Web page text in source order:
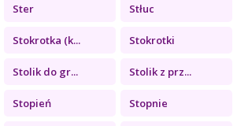
Ster Stłuc
Stokrotka (k... Stokrotki
Stolik do gr... Stolik z prz...
Stopień Stopnie